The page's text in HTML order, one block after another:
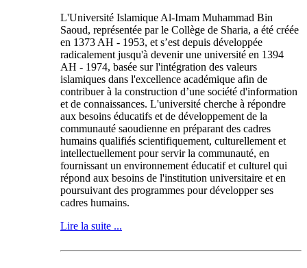
L'Université Islamique Al-Imam Muhammad Bin
Saoud, représentée par le Collège de Sharia, a été créée
en 1373 AH - 1953, et s’est depuis développée
radicalement jusqu'à devenir une université en 1394
AH - 1974, basée sur l'intégration des valeurs
islamiques dans l'excellence académique afin de
contribuer à la construction d’une société d'information
et de connaissances. L'université cherche à répondre
aux besoins éducatifs et de développement de la
communauté saoudienne en préparant des cadres
humains qualifiés scientifiquement, culturellement et
intellectuellement pour servir la communauté, en
fournissant un environnement éducatif et culturel qui
répond aux besoins de l'institution universitaire et en
poursuivant des programmes pour développer ses
cadres humains.
Lire la suite ...